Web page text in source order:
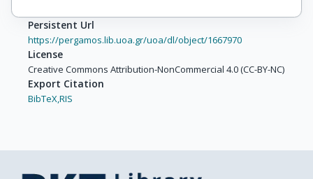
Persistent Url
https://pergamos.lib.uoa.gr/uoa/dl/object/1667970
License
Creative Commons Attribution-NonCommercial 4.0 (CC-BY-NC)
Export Citation
BibTeX,RIS